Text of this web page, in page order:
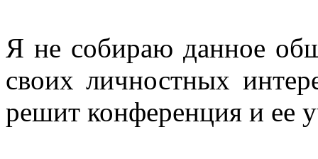
Я не собираю данное
своих личностных
решит конференция и ее